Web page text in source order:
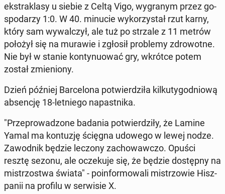
eks­tra­kla­sy u siebie z Celtą Vigo, wy­gra­nym przez go­
spo­da­rzy 1:0. W 40. minucie wy­ko­rzy­stał rzut karny,
który sam wy­wal­czył, ale tuż po strzale z 11 metrów
położył się na murawie i zgłosił pro­ble­my zdro­wot­ne.
Nie był w stanie kon­ty­nu­ować gry, wkrótce potem
został zmie­nio­ny.
Dzień później Bar­ce­lo­na po­twier­dzi­ła kil­ku­ty­go­dnio­wą
ab­sen­cję 18-let­nie­go na­past­ni­ka.
"Prze­pro­wa­dzo­ne badania po­twier­dzi­ły, że Lamine
Yamal ma kon­tu­zję ścięgna udowego w lewej nodze.
Za­wod­nik będzie leczony za­cho­waw­czo. Opuści
resztę sezonu, ale ocze­ku­je się, że będzie do­stęp­ny na
mi­strzo­stwa świata" - po­in­for­mo­wa­li mi­strzo­wie Hisz­
pa­nii na profilu w ser­wi­sie X.